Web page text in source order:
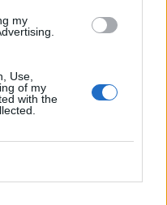
my
Use,
of my
with the
változó...